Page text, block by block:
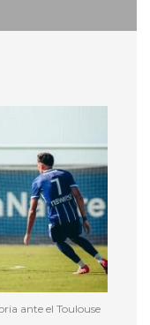
ante el Toulouse